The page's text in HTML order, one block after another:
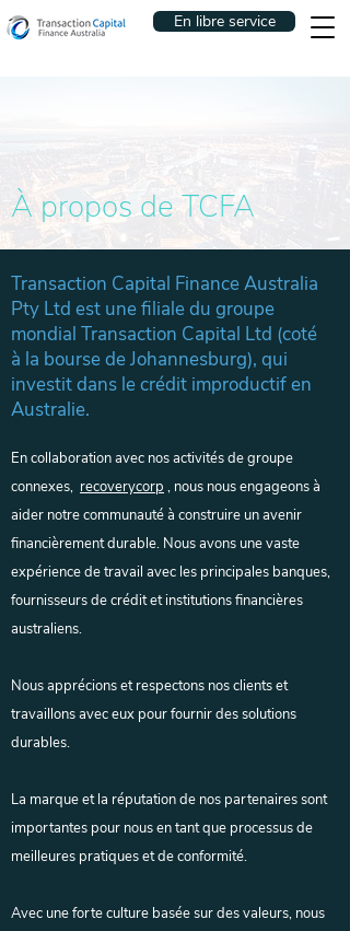
En libre service
À propos de TCFA
Transaction Capital Finance Australia
Pty Ltd est une filiale du groupe
mondial Transaction Capital Ltd (coté
à la bourse de Johannesburg), qui
investit dans le crédit improductif en
Australie.
En collaboration avec nos activités de groupe
connexes, recoverycorp , nous nous engageons à
aider notre communauté à construire un avenir
financièrement durable. Nous avons une vaste
expérience de travail avec les principales banques,
fournisseurs de crédit et institutions financières
australiens.
Nous apprécions et respectons nos clients et
travaillons avec eux pour fournir des solutions
durables.
La marque et la réputation de nos partenaires sont
importantes pour nous en tant que processus de
meilleures pratiques et de conformité.
Avec une forte culture basée sur des valeurs, nous